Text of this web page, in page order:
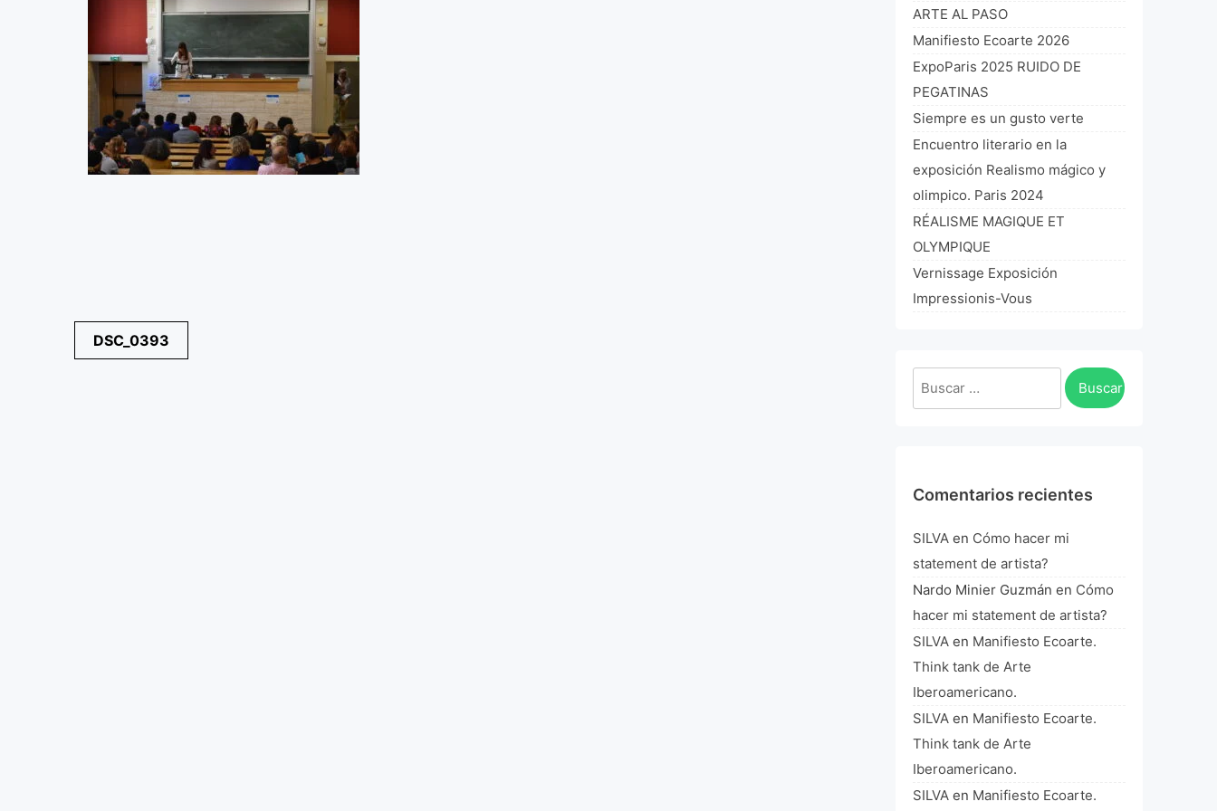
Navegación
de
DSC_0393
ARTE AL PASO
Manifiesto Ecoarte 2026
ExpoParis 2025 RUIDO DE
PEGATINAS
Siempre es un gusto verte
Encuentro literario en la
exposición Realismo mágico y
olimpico. Paris 2024
RÉALISME MAGIQUE ET
OLYMPIQUE
Vernissage Exposición
Impressionis-Vous
Buscar:
Comentarios recientes
SILVA en Cómo hacer mi
statement de artista?
Nardo Minier Guzmán en Cómo
hacer mi statement de artista?
SILVA en Manifiesto Ecoarte.
Think tank de Arte
Iberoamericano.
SILVA en Manifiesto Ecoarte.
Think tank de Arte
Iberoamericano.
SILVA en Manifiesto Ecoarte.